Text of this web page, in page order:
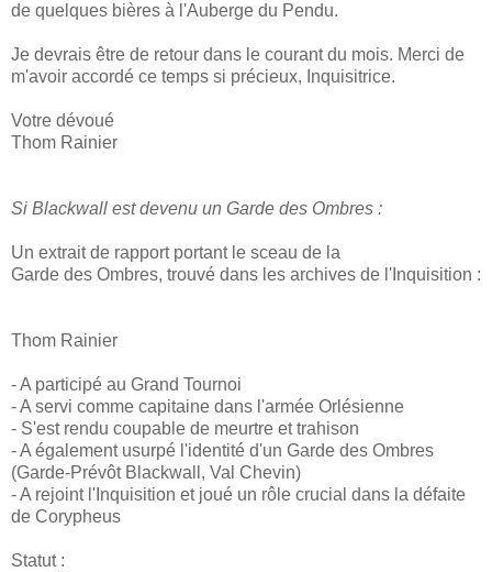
de quelques bières à l'Auberge du Pendu.
Je devrais être de retour dans le courant du mois. Merci de
m'avoir accordé ce temps si précieux, Inquisitrice.
Votre dévoué
Thom Rainier
Si Blackwall est devenu un Garde des Ombres :
Un extrait de rapport portant le sceau de la
Garde des Ombres, trouvé dans les archives de l'Inquisition :
Thom Rainier
- A participé au Grand Tournoi
- A servi comme capitaine dans l'armée Orlésienne
- S'est rendu coupable de meurtre et trahison
- A également usurpé l'identité d'un Garde des Ombres
(Garde-Prévôt Blackwall, Val Chevin)
- A rejoint l'Inquisition et joué un rôle crucial dans la défaite
de Corypheus
Statut :